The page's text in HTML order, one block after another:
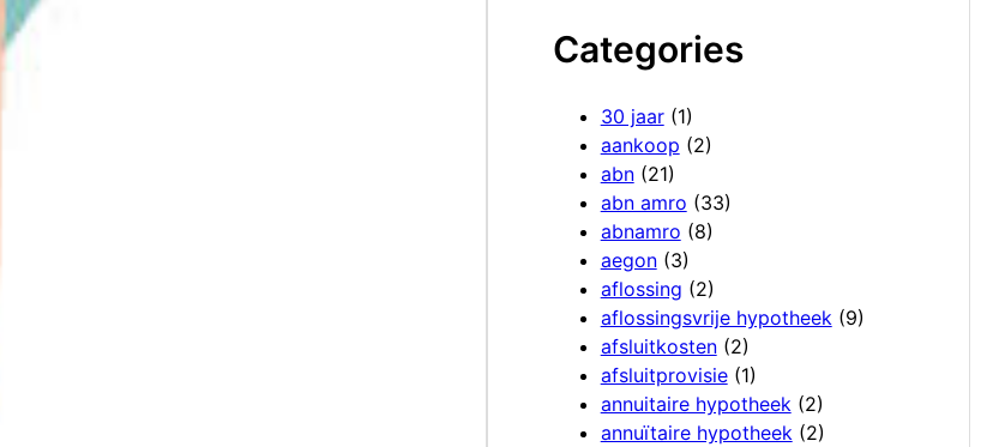
Categories
30 jaar(1)
aankoop (2)
abn(21)
abn amro (33)
abnamro (8)
aegon(3)
aflossing (2)
aflossingsvrije hypotheek(9)
afsluitkosten(2)
afsluitprovisie(1)
annuitaire hypotheek(2)
annuïtaire hypotheek(2)